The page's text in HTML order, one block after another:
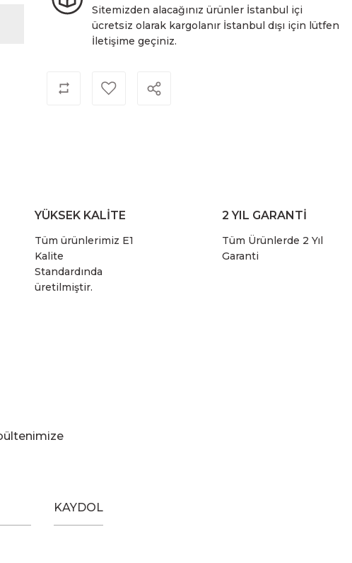
Sitemizden alacağınız ürünler İstanbul içi
ücretsiz olarak kargolanır İstanbul dışı için lütfen
İletişime geçiniz.
YÜKSEK KALİTE
Tüm ürünlerimiz E1
Kalite
Standardında
üretilmiştir.
2 YIL GARANTİ
Tüm Ürünlerde 2 Yıl
Garanti
KAYDOL